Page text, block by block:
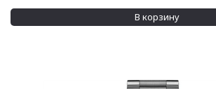
В корзину